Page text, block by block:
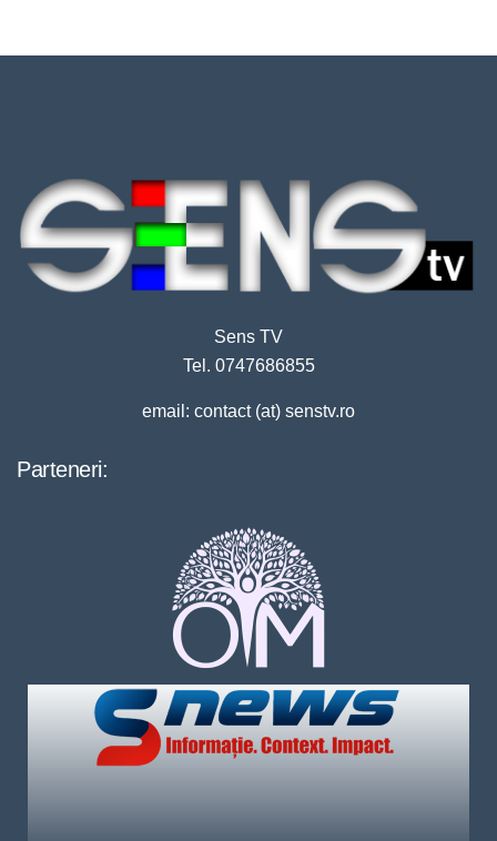
Sens TV
Tel. 0747686855
email: contact (at) senstv.ro
Parteneri: